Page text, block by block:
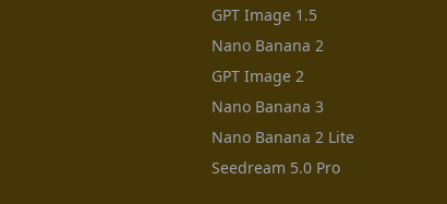
GPT Image 1.5
Nano Banana 2
GPT Image 2
Nano Banana 3
Nano Banana 2 Lite
Seedream 5.0 Pro